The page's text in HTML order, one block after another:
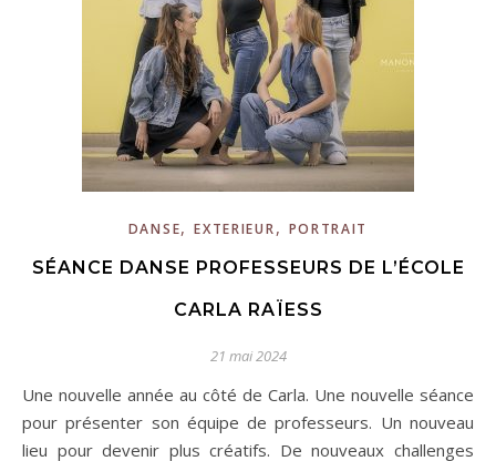
DANSE,EXTERIEUR, PORTRAIT
SÉANCE DANSE PROFESSEURS DE L’ÉCOLE
CARLA RAÏESS
21 mai 2024
Une nouvelle année au côté de Carla. Une nouvelle séance
pour présenter son équipe de professeurs. Un nouveau
lieu pour devenir plus créatifs. De nouveaux challenges